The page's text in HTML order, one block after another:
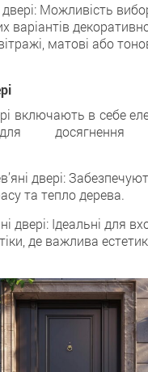
Можливість
варіантів
матові або
включають в себе
досягнення
двері:
та тепло дерева.
двері: Ідеальні для
де важлива